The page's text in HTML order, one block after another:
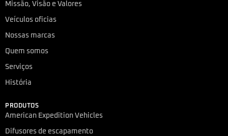
Missão, Visão e Valores
Veículos oficias
Nossas marcas
Quem somos
Serviços
História
PRODUTOS
American Expedition Vehicles
Difusores de escapamento